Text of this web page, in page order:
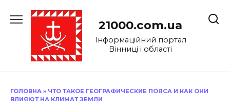
до
21000.com.ua
Інформаційний портал
Вінниці і області
ГОЛОВНА » ЧТО ТАКОЕ ГЕОГРАФИЧЕСКИЕ ПОЯСА И КАК ОНИ
ВЛИЯЮТ НА КЛИМАТ ЗЕМЛИ